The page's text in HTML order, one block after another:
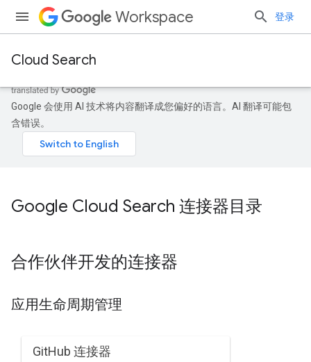
Workspace 登录
Cloud Search
Google 会使用 AI 技术将内容翻译成您偏好的语言。AI 翻译可能包
含错误。
Google Cloud Search 连接器目录
合作伙伴开发的连接器
应用生命周期管理
GitHub 连接器